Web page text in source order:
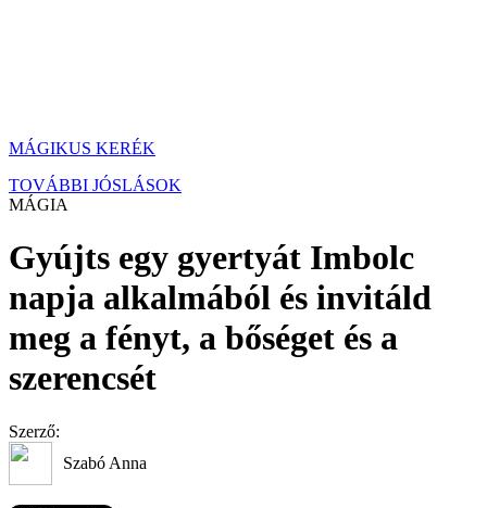
MÁGIKUS KERÉK
TOVÁBBI JÓSLÁSOK
MÁGIA
Gyújts egy gyertyát Imbolc
napja alkalmából és invitáld
meg a fényt, a bőséget és a
szerencsét
Szerző:
Szabó Anna